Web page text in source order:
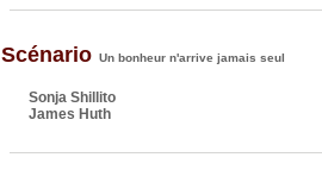
Scénario Un bonheur n'arrive jamais seul
Sonja Shillito
James Huth